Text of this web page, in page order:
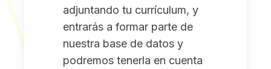
adjuntando tu currículum, y
entrarás a formar parte de
nuestra base de datos y
podremos tenerla en cuenta